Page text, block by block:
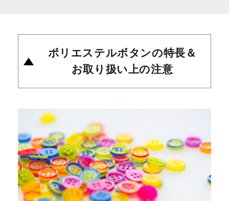
ポリエステルボタンの特長＆
お取り扱い上の注意